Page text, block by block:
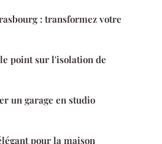
: transformez votre
point sur l'isolation de
un garage en studio
pour la maison